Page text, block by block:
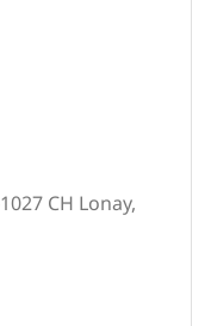
CH Lonay,